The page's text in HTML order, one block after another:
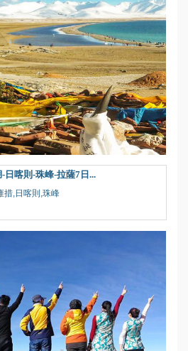
日喀則-珠峰-拉薩7日...
措,日喀則,珠峰